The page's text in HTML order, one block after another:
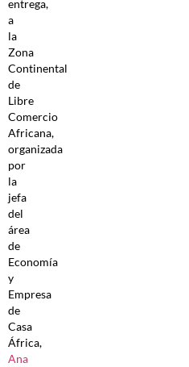
entrega,
a
la
Zona
Continental
de
Libre
Comercio
Africana,
organizada
por
la
jefa
del
área
de
Economía
y
Empresa
de
Casa
África,
Ana